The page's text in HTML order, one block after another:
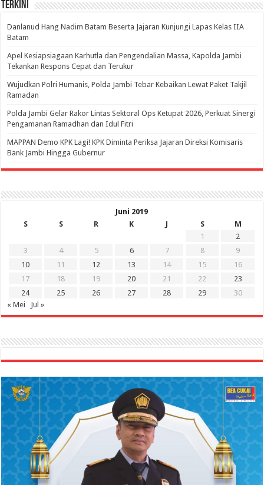
Terkini
Danlanud Hang Nadim Batam Beserta Jajaran Kunjungi Lapas Kelas IIA
Batam
Apel Kesiapsiagaan Karhutla dan Pengendalian Massa, Kapolda Jambi
Tekankan Respons Cepat dan Terukur
Wujudkan Polri Humanis, Polda Jambi Tebar Kebaikan Lewat Paket Takjil
Ramadan
Polda Jambi Gelar Rakor Lintas Sektoral Ops Ketupat 2026, Perkuat Sinergi
Pengamanan Ramadhan dan Idul Fitri
‎MAPPAN Demo KPK Lagi! KPK Diminta Periksa Jajaran Direksi Komisaris
Bank Jambi Hingga Gubernur ‎
Juni 2019
S
S R K J S
M
1
2
3
4 5 6 7 8
9
10
11 12 13 14 15
16
17
18 19 20 21 22
23
24
25 26 27 28 29
30
« Mei
Jul »